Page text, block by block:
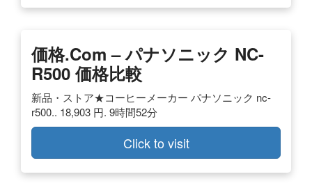
価格.com – パナソニック NC-
R500 価格比較
新品・ストア★コーヒーメーカー パナソニック nc-
r500.. 18,903 円. 9時間52分
Click to visit